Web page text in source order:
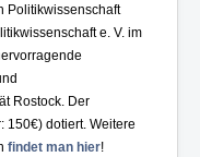
Politikwissenschaft
e. V. im
Rostock. Der
150€) dotiert. Weitere
findet man hier!